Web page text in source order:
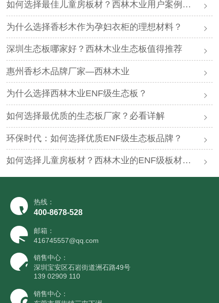
如何选择最佳儿童房板材？西林木业用户案例分享
为什么选择香杉木作为孕妇衣柜的理想材料？
深圳生态板哪家好？西林木业生态板值得推荐
惠州香杉木品牌厂家—西林木业
为什么选择西林木业ENF级生态板？
如何选择最优质的生态板厂家？必看详解
环保时代：如何选择优质ENF级生态板品牌？
如何选择儿童房板材？西林木业的ENF级板材够好么？
热线：
400-8678-528
邮箱：
416745557@qq.com
销售中心：
深圳宝安区石岩街道洲石路49号
139 02909 110
销售中心：